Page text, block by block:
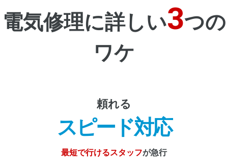
電気修理に詳しい3つの
ワケ
頼れる
スピード対応
最短で行けるスタッフが急行